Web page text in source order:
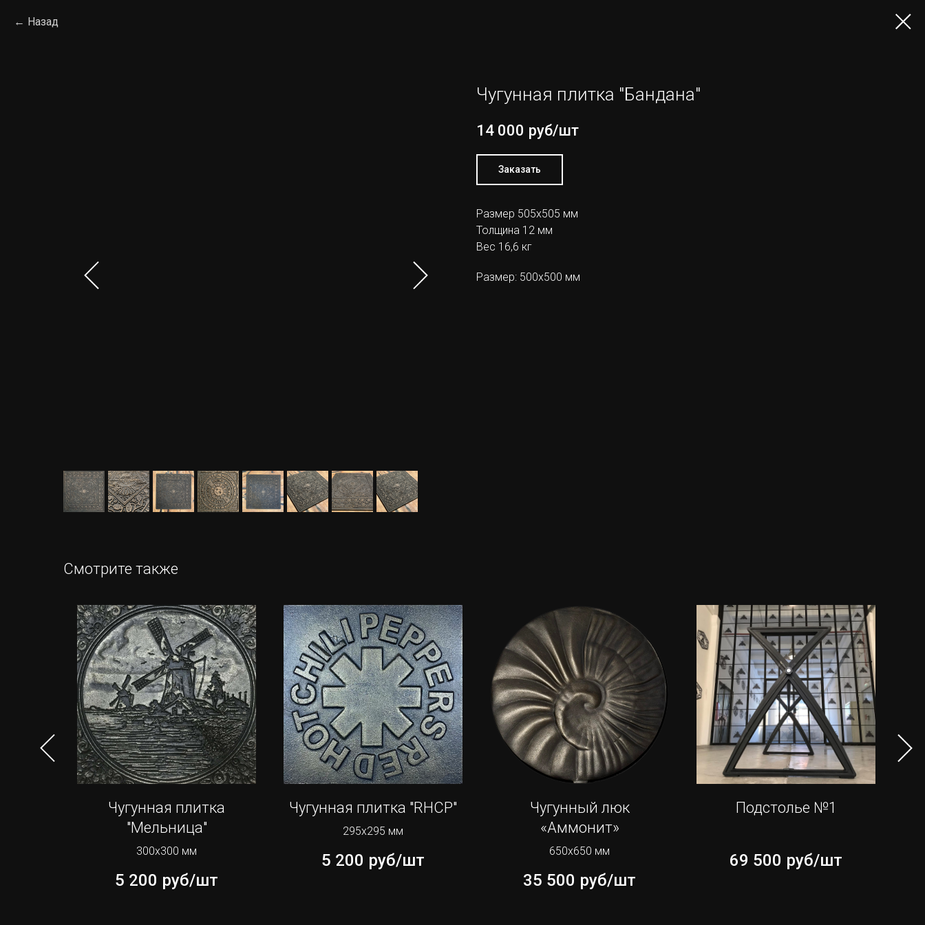
Назад
Чугунная плитка "Бандана"
14 000 руб/шт
Заказать
Размер 505х505 мм
Толщина 12 мм
Вес 16,6 кг
Размер: 500х500 мм
Смотрите также
Чугунная плитка
"Мельница"
300х300 мм
5 200 руб/шт
Чугунная плитка "RHCP"
295х295 мм
5 200 руб/шт
Чугунный люк
«Аммонит»
650х650 мм
35 500 руб/шт
Подстолье №1
69 500 руб/шт